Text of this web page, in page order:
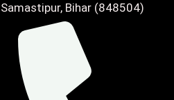
Samastipur, Bihar (848504)